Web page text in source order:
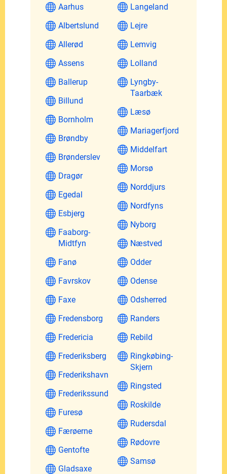
Aarhus
Albertslund
Allerød
Assens
Ballerup
Billund
Bornholm
Brøndby
Brønderslev
Dragør
Egedal
Esbjerg
Faaborg-
Midtfyn
Fanø
Favrskov
Faxe
Fredensborg
Fredericia
Frederiksberg
Frederikshavn
Frederikssund
Furesø
Færøerne
Gentofte
Gladsaxe
Langeland
Lejre
Lemvig
Lolland
Lyngby-
Taarbæk
Læsø
Mariagerfjord
Middelfart
Morsø
Norddjurs
Nordfyns
Nyborg
Næstved
Odder
Odense
Odsherred
Randers
Rebild
Ringkøbing-
Skjern
Ringsted
Roskilde
Rudersdal
Rødovre
Samsø